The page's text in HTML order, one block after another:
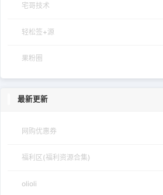
宅哥技术
轻松签+源
果粉圈
最新更新
网购优惠券
福利区(福利资源合集)
olioli